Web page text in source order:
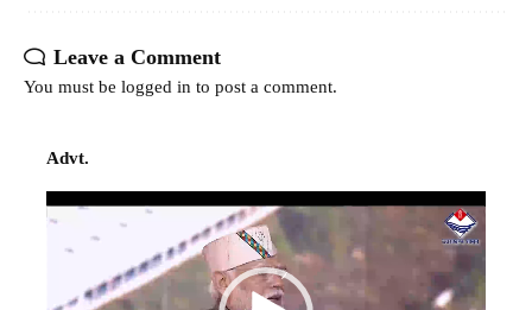
Leave a Comment
You must be logged in to post a comment.
Advt.
Video